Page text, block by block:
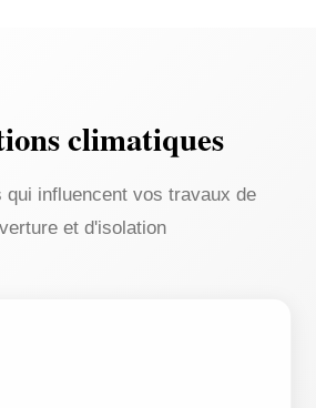
climatiques
qui influencent vos travaux de
et d'isolation